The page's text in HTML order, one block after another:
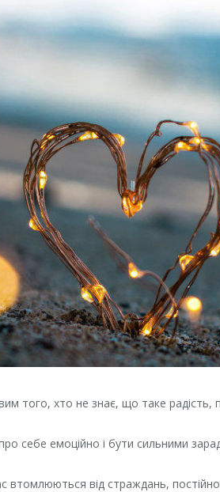
того, хто не знає, що таке радість,
себе емоційно і бути сильними
втомлюються від страждань,